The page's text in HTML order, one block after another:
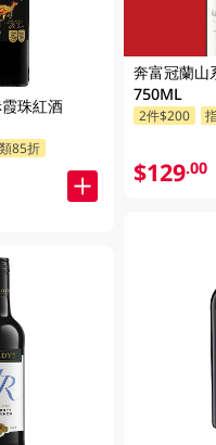
珠紅酒
85折
奔富冠蘭山
750ML
2件$200
$129.00